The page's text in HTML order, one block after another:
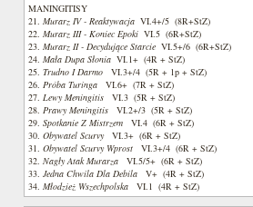
MANINGITISY
21. Murarz IV - Reaktywacja VI.4+/5 (8R+StZ)
22. Murarz III - Koniec Epoki VI.5 (6R+StZ)
23. Murarz II - Decydujące Starcie VI.5+/6 (6R+StZ)
24. Mała Dupa Słonia VI.1+ (4R + StZ)
25. Trudno I Darmo VI.3+/4 (5R + 1p + StZ)
26. Próba Turinga VI.6+ (7R + StZ)
27. Lewy Meningitis VI.3 (5R + StZ)
28. Prawy Meningitis VI.2+/3 (5R + StZ)
29. Spotkanie Z Mistrzem VI.4 (6R + StZ)
30. Obywatel ScurvyVI.3+ (6R + StZ)
31. Obywatel Scurvy Wprost VI.3+/4 (6R + StZ)
32. Nagły Atak Murarza VI.5/5+ (6R + StZ)
33. Jedna Chwila Dla Debila V+ (4R + StZ)
34. Młodzież Wszechpolska VI.1 (4R + StZ)